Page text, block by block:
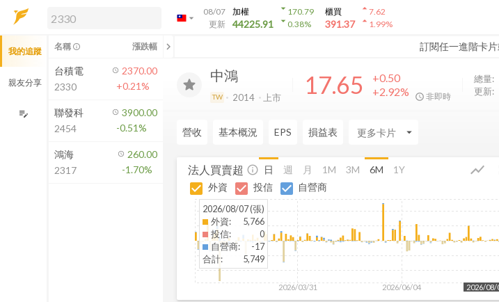
arrow_drop_down
08/07
更新
加權
44225.91
arrow_drop_down170.79
arrow_drop_down0.38%
櫃買
391.37
arrow_drop_up7.62
arrow_drop_up1.99%
訂閱任一進階卡
解鎖即時行情及進階功能
方案」，即可解鎖以下功能：
即時行情
即時市況與排行
成交金額熱力圖
前往方案訂閱
如何綁定合作券商
中鴻
TW 2014 上市 17.65
+0.50
+2.92%
非即時
總量:
更新:
營收 基本概況 EPS 損益表 arrow_drop_down
法人買賣超 show_chart
info_outline 日 週 月 1M 3M 6M
1Y
外資
投信 自營商
2026/08/07 (張)
外資:
5,766
投信:
0
自營商:
-17
合計: 5,749
2026/03/31 2026/06/04 2026/08/
我的追蹤
親友分享
edit_note
名稱 info_outline 漲跌幅 chevron_left
台積電
2330
2370.00
+0.21%
聯發科
2454
3900.00
-0.51%
鴻海
2317
260.00
-1.70%